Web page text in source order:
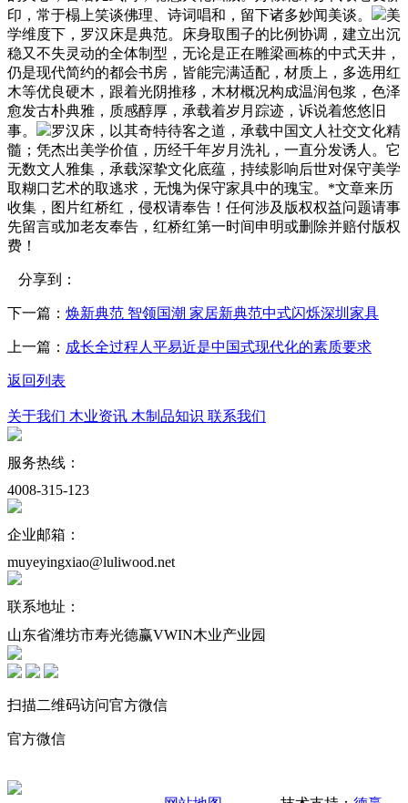
印，常于榻上笑谈佛理、诗词唱和，留下诸多妙闻美谈。
美
学维度下，罗汉床是典范。床身取围子的比例协调，建立出沉
稳又不失灵动的全体制型，无论是正在雕梁画栋的中式天井，
仍是现代简约的都会书房，皆能完满适配，材质上，多选用红
木等优良硬木，跟着光阴推移，木材概况构成温润包浆，色泽
愈发古朴典雅，质感醇厚，承载着岁月踪迹，诉说着悠悠旧
事。
罗汉床，以其奇特待客之道，承载中国文人社交文化精
髓；凭杰出美学价值，历经千年岁月洗礼，一直分发诱人。它
无数文人雅集，承载深挚文化底蕴，持续影响后世对保守美学
取糊口艺术的取逃求，无愧为保守家具中的瑰宝。*文章来历
收集，图片红桥红，侵权请奉告！任何涉及版权权益问题请事
先留言或加老友奉告，红桥红第一时间申明或删除并赔付版权
费！
分享到：
下一篇： 焕新典范 智领国潮 家居新典范中式闪烁深圳家具
上一篇： 成长全过程人平易近是中国式现代化的素质要求
返回列表
关于我们 木业资讯 木制品知识 联系我们
服务热线：
4008-315-123
企业邮箱：
muyeyingxiao@luliwood.net
联系地址：
山东省潍坊市寿光德赢VWIN木业产业园
扫描二维码访问官方微信
官方微信